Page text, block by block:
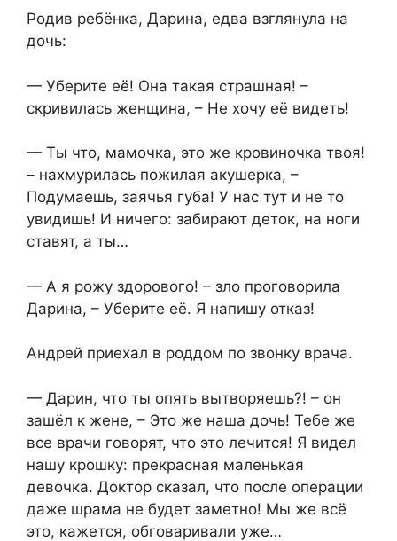
Родив ребёнка, Дарина, едва взглянула на
дочь:
— Уберите её! Она такая страшная! –
скривилась женщина, – Не хочу её видеть!
— Ты что, мамочка, это же кровиночка твоя!
– нахмурилась пожилая акушерка, –
Подумаешь, заячья губа! У нас тут и не то
увидишь! И ничего: забирают деток, на ноги
ставят, а ты…
— А я рожу здорового! – зло проговорила
Дарина, – Уберите её. Я напишу отказ!
Андрей приехал в роддом по звонку врача.
— Дарин, что ты опять вытворяешь?! – он
зашёл к жене, – Это же наша дочь! Тебе же
все врачи говорят, что это лечится! Я видел
нашу крошку: прекрасная маленькая
девочка. Доктор сказал, что после операции
даже шрама не будет заметно! Мы же всё
это, кажется, обговаривали уже…